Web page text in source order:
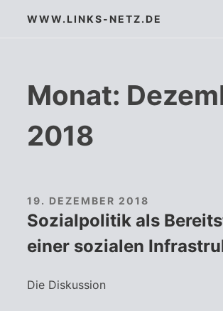
WWW.LINKS-NETZ.DE
Monat:
2018
Sozialpolitik als
einer sozialen
19. DEZEMBER 2018
Die Diskussion